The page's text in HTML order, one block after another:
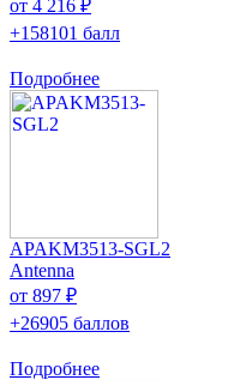
от 4 216 ₽
+158101 балл
Подробнее
APAKM3513-SGL2
Antenna
от 897 ₽
+26905 баллов
Подробнее